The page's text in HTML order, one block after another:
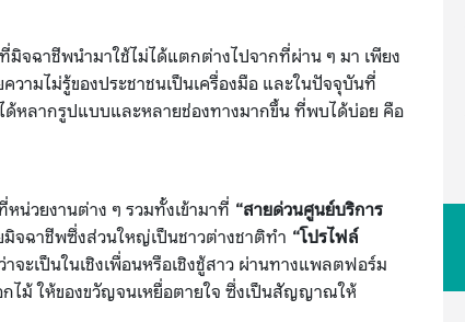
มิจฉาชีพนำมาใช้ไม่ได้แตกต่างไปจากที่ผ่าน ๆ มา เพียง
ามไม่รู้ของประชาชนเป็นเครื่องมือ และในปัจจุบันที่
ด้หลากรูปแบบและหลายช่องทางมากขึ้น ที่พบได้บ่อย คือ
น่วยงานต่าง ๆ รวมทั้งเข้ามาที่ “สายด่วนศูนย์บริการ
จฉาชีพซึ่งส่วนใหญ่เป็นชาวต่างชาติทำ “โปรไฟล์
ะเป็นในเชิงเพื่อนหรือเชิงชู้สาว ผ่านทางแพลตฟอร์ม
ไม้ ให้ของขวัญจนเหยื่อตายใจ ซึ่งเป็นสัญญาณให้